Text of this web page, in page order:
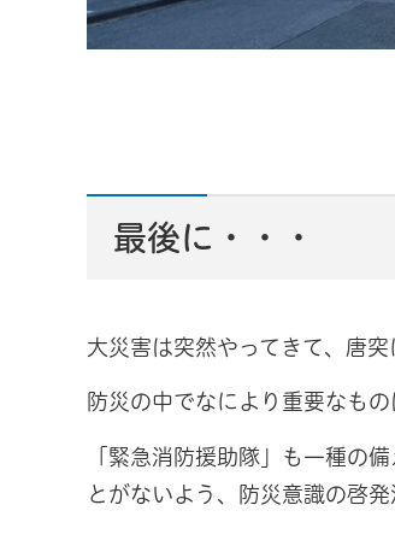
最後に・・・
大災害は突然やってきて、唐突
防災の中でなにより重要なもの
「緊急消防援助隊」も一種の
とがないよう、防災意識の啓発